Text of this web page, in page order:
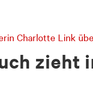
Charlotte Link
zieht